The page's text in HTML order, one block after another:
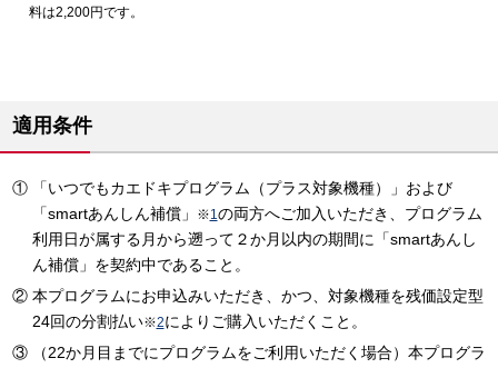
料は2,200円です。
適用条件
「いつでもカエドキプログラム（プラス対象機種）」および
「smartあんしん補償」
※1の両方へご加入いただき、プログラム
利用日が属する月から遡って２か月以内の期間に「smartあんし
ん補償」を契約中であること。
本プログラムにお申込みいただき、かつ、対象機種を残価設定型
24回の分割払い※2によりご購入いただくこと。
（22か月目までにプログラムをご利用いただく場合）本プログラ